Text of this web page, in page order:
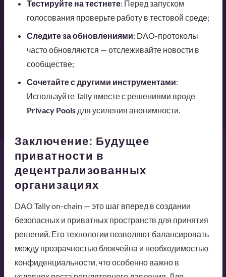
Тестируйте на тестнете: Перед запуском
голосования проверьте работу в тестовой среде;
Следите за обновлениями: DAO-протоколы
часто обновляются — отслеживайте новости в
сообществе;
Сочетайте с другими инструментами:
Используйте Tally вместе с решениями вроде
Privacy Poolsдля усиления анонимности.
Заключение: Будущее
приватности в
децентрализованных
организациях
DAO Tally on-chain — это шаг вперед в создании
безопасных и приватных пространств для принятия
решений. Его технологии позволяют балансировать
между прозрачностью блокчейна и необходимостью
конфиденциальности, что особенно важно в